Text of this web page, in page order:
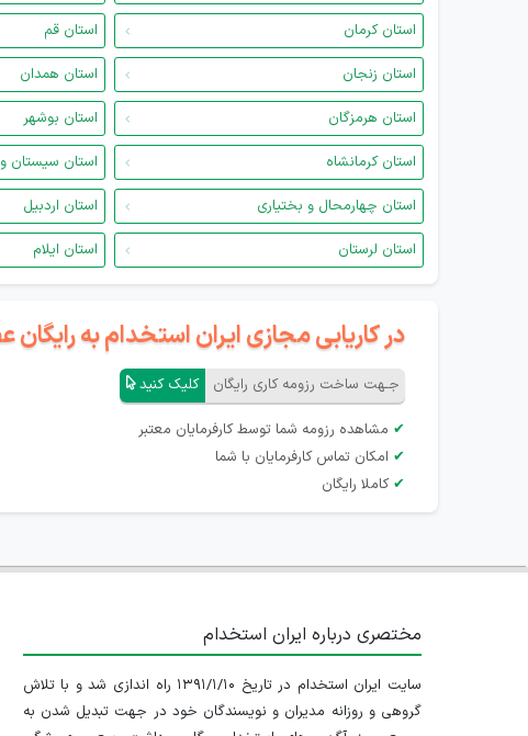
استان کرمان
استان قم
استان زنجان
استان همدان
استان هرمزگان
استان بوشهر
استان کرمانشاه
استان سیستان
استان چهارمحال و بختیاری
استان اردبیل
استان لرستان
استان ایلام
در کاریابی مجازی ایران استخدام به
جـهت ساخت رزومه کاری رایگان کلیک کنید
✔ مشاهده رزومه شما توسط کارفرمایان معتبر
✔ امکان تماس کارفرمایان با شما
✔ کاملا رایگان
مختصری درباره ایران استخدام
سایت ایران استخدام در تاریخ ۱۳۹۱/۱/۱۰ راه اندازی شد و با تلاش
گروهی و روزانه مدیران و نویسندگان خود در جهت تبدیل شدن به